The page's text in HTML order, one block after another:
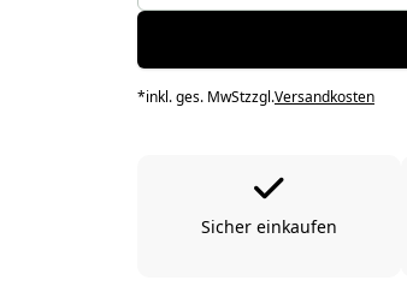
*inkl. ges. MwStzzgl.Versandkosten
Sicher einkaufen